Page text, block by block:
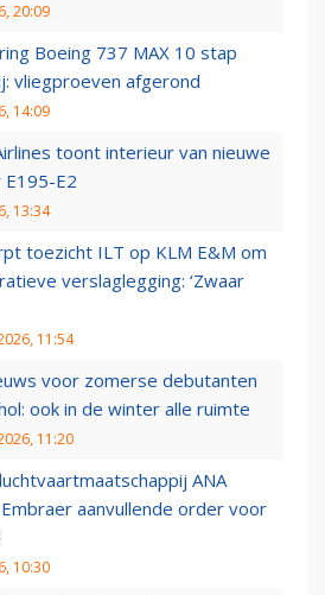
20:09
Boeing 737 MAX 10 stap
vliegproeven afgerond
14:09
toont interieur van nieuwe
E195-E2
13:34
toezicht ILT op KLM E&M om
verslaglegging: ‘Zwaar
11:54
voor zomerse debutanten
ook in de winter alle ruimte
11:20
ANA
aanvullende order voor
10:30